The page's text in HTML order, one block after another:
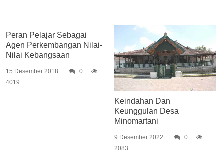
Peran Pelajar Sebagai
Agen Perkembangan Nilai-
Nilai Kebangsaan
15 Desember 2018
0
4019
Keindahan Dan
Keunggulan Desa
Minomartani
9 Desember 2022
0
2083